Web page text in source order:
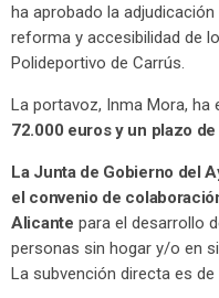
ha aprobado la
reforma y accesibilidad de
Polideportivo de Carrús.
La portavoz, Inma Mora, ha
72.000 euros y un plazo
La Junta de Gobierno del
el convenio de
Alicante para el desarrollo
personas sin hogar y/o en
La subvención directa es de